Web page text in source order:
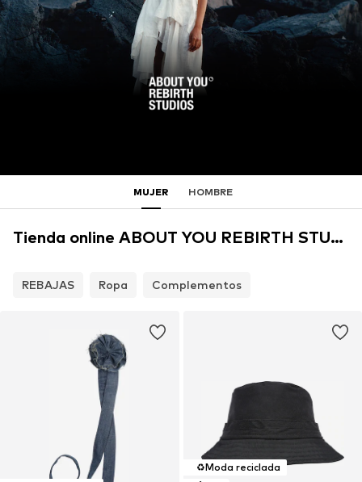
MUJER HOMBRE
Tienda online ABOUT YOU REBIRTH STUDIOS
REBAJAS Ropa Complementos
♻️Moda reciclada